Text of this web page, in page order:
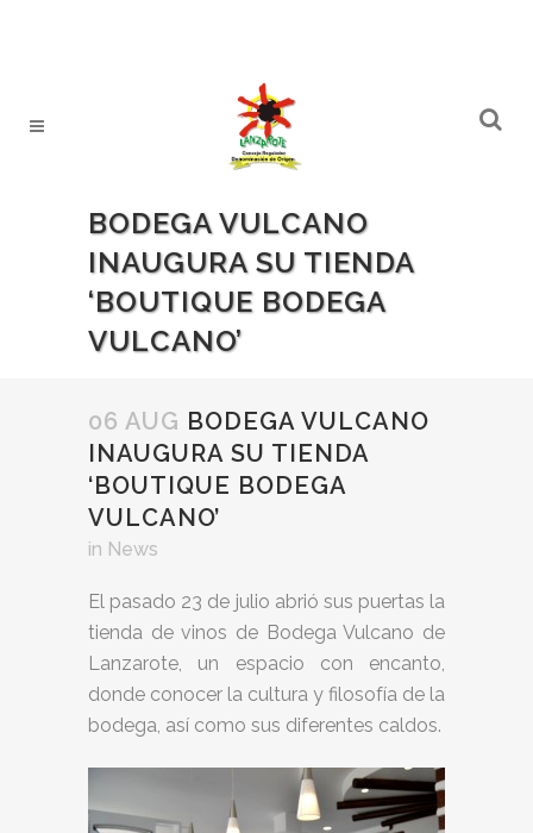
BODEGA VULCANO
INAUGURA SU TIENDA
‘BOUTIQUE BODEGA
VULCANO’
06 AUG BODEGA VULCANO
INAUGURA SU TIENDA
‘BOUTIQUE BODEGA
VULCANO’
in News
El pasado 23 de julio abrió sus puertas la
tienda de vinos de Bodega Vulcano de
Lanzarote, un espacio con encanto,
donde conocer la cultura y filosofía de la
bodega, así como sus diferentes caldos.